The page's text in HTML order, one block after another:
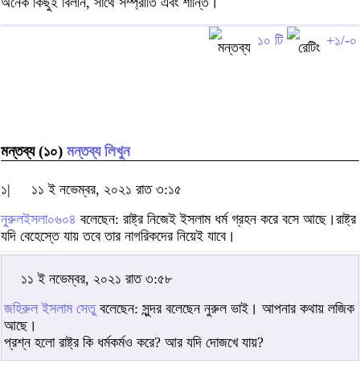
১০ টি +১/-০
মন্তব্য (১০) মন্তব্য লিখুন
১|
১১ ই নভেম্বর, ২০২১ রাত ৩:১৫
নুরুলইসলা০৬০৪ বলেছেন: রাষ্ট্র নিজেই ইসলাম ধর্ম গ্রহন করে বসে আছে।রাষ্ট্র
যদি বেহেস্তে যায় তবে তার নাগরিকদের নিয়েই যাবে।
১১ ই নভেম্বর, ২০২১ রাত ৩:৫৮
জহিরুল ইসলাম সেতুবলেছেন: সুন্দর বলেছেন নুরুল ভাই। আপনার কথায় লজিক
আছে।
প্রশ্ন হলো রাষ্ট্র কি ধর্মকর্মও করে? আর যদি দোজখে যায়?